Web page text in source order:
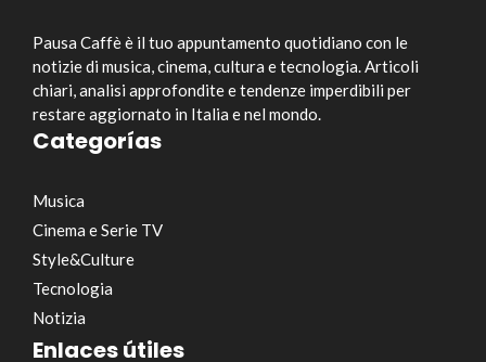
Pausa Caffè è il tuo appuntamento quotidiano con le
notizie di musica, cinema, cultura e tecnologia. Articoli
chiari, analisi approfondite e tendenze imperdibili per
restare aggiornato in Italia e nel mondo.
Categorías
Musica
Cinema e Serie TV
Style&Culture
Tecnologia
Notizia
Enlaces útiles